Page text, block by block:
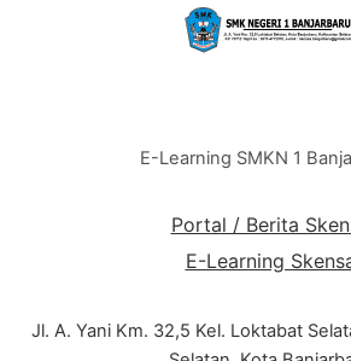
E-Learning SMKN 1
Portal / Berita
E-Learning
Jl. A. Yani Km. 32,5 Kel. Loktabat